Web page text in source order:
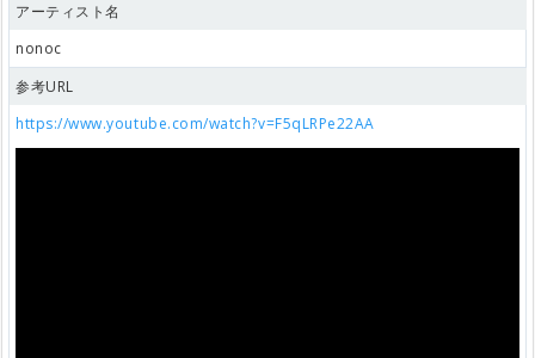
アーティスト名
nonoc
参考URL
https://www.youtube.com/watch?v=F5qLRPe22AA